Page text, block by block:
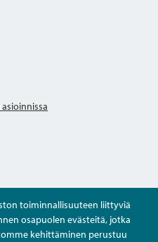
toiminnallisuuteen liittyviä
osapuolen evästeitä, jotka
kehittäminen perustuu